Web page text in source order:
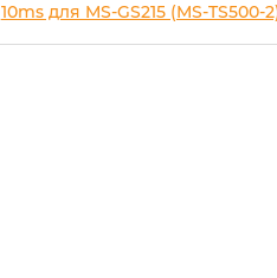
10ms для MS-GS215 (MS-TS500-